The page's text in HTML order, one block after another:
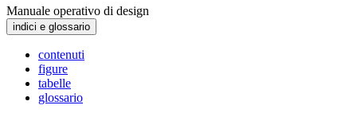
Manuale operativo di design
indici e glossario
contenuti
figure
tabelle
glossario